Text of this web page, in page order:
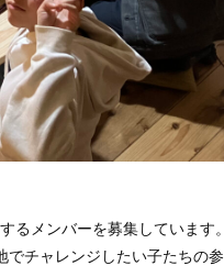
るメンバーを募集しています。
チャレンジしたい子たちの参